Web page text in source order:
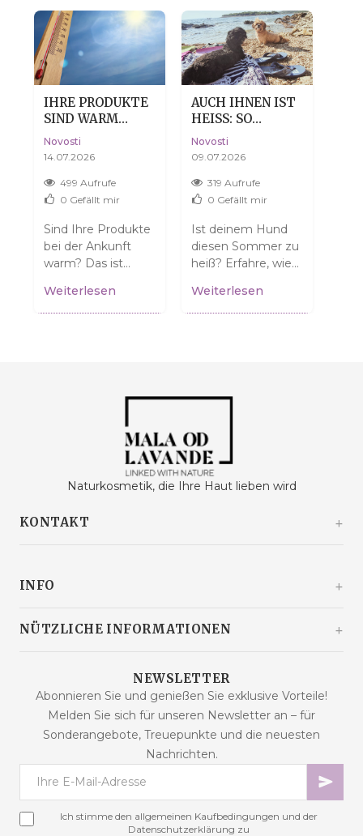
IHRE PRODUKTE
SIND WARM
ANGEKOMMEN?
KEINE SORGE,
NORMAL.
Novosti
14.07.2026
499 Aufrufe
0 Gefällt mir
Sind Ihre Produkte
bei der Ankunft
warm? Das ist
bedeutet NICHT,
dass sie beschädigt
Weiterlesen
AUCH IHNEN IST
HEISS: SO H
ILFST DU D
EINEM HUND, D
HNE DRAMA ZU Ü
BERSTEHEN
Novosti
09.07.2026
319 Aufrufe
0 Gefällt mir
Ist deinem Hund
diesen Sommer zu
heiß? Erfahre, wie
kannst! Tipps für
sichere
Weiterlesen
Naturkosmetik, die Ihre Haut lieben wird
KONTAKT
Kroatien
info@malaodlavande.com
Mo. - Fr.: 09 - 15 Uhr
INFO
Über uns
Produkte im Angebot
Neue Produkte
Sitemap
Online-Streitbeilegung
NÜTZLICHE INFORMATIONEN
Häufig gestellte Fragen
Kaufbedingungen
Datensicherheit
Zahlungsarten
Treueprogramm
NEWSLETTER
Abonnieren Sie und genießen Sie exklusive Vorteile!
Melden Sie sich für unseren Newsletter an – für
Sonderangebote, Treuepunkte und die neuesten
Nachrichten.
Ich stimme den allgemeinen Kaufbedingungen und der
Datenschutzerklärung zu